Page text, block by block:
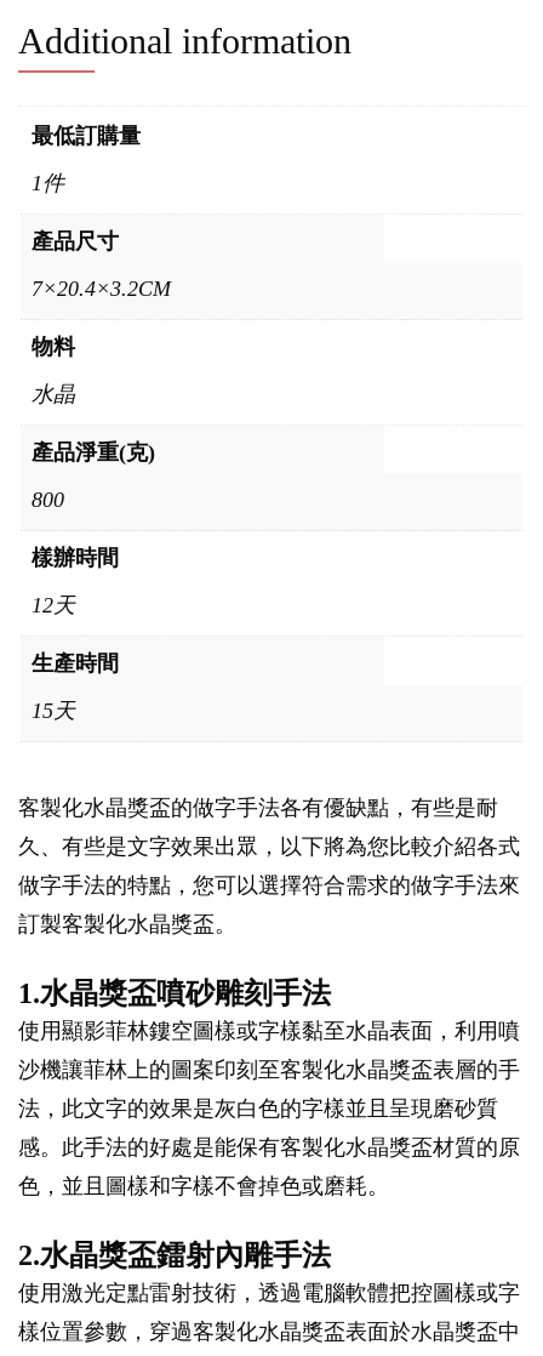
Additional information
最低訂購量
1件
產品尺寸
7×20.4×3.2CM
物料
水晶
產品淨重(克)
800
樣辦時間
12天
生產時間
15天
客製化水晶獎盃的做字手法各有優缺點，有些是耐
久、有些是文字效果出眾，以下將為您比較介紹各式
做字手法的特點，您可以選擇符合需求的做字手法來
訂製客製化水晶獎盃。
1.水晶獎盃噴砂雕刻手法
使用顯影菲林鏤空圖樣或字樣黏至水晶表面，利用噴
沙機讓菲林上的圖案印刻至客製化水晶獎盃表層的手
法，此文字的效果是灰白色的字樣並且呈現磨砂質
感。此手法的好處是能保有客製化水晶獎盃材質的原
色，並且圖樣和字樣不會掉色或磨耗。
2.水晶獎盃鐳射內雕手法
使用激光定點雷射技術，透過電腦軟體把控圖樣或字
樣位置參數，穿過客製化水晶獎盃表面於水晶獎盃中